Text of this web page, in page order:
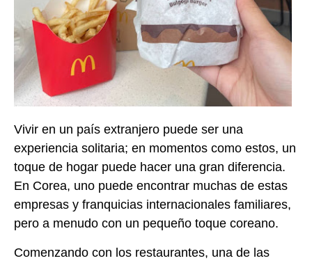
Vivir en un país extranjero puede ser una
experiencia solitaria; en momentos como estos, un
toque de hogar puede hacer una gran diferencia.
En Corea, uno puede encontrar muchas de estas
empresas y franquicias internacionales familiares,
pero a menudo con un pequeño toque coreano.
Comenzando con los restaurantes, una de las